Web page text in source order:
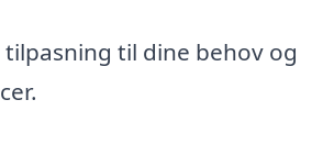
tilpasning til dine behov og